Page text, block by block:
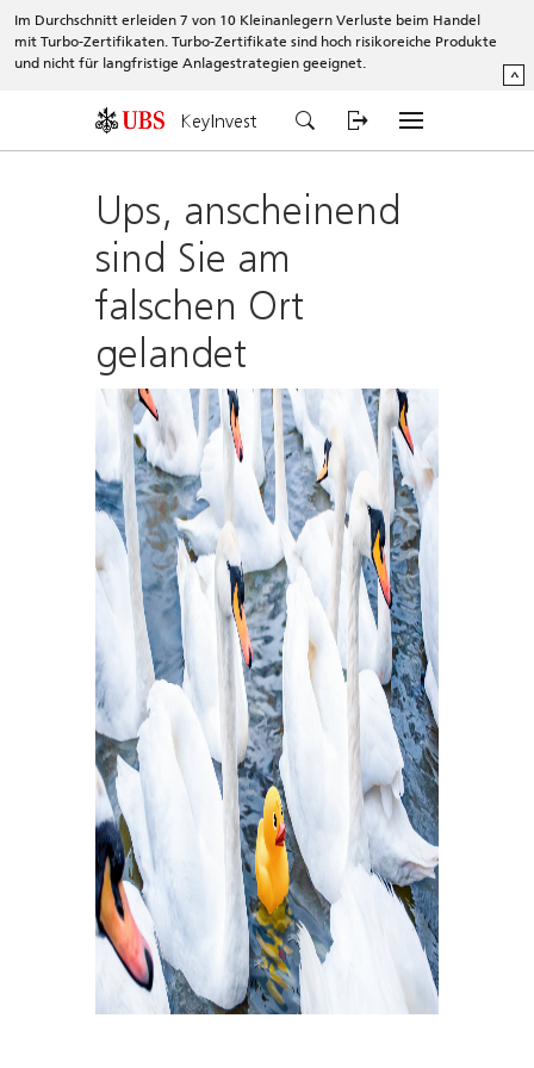
Im Durchschnitt erleiden 7 von 10 Kleinanlegern Verluste beim Handel
mit Turbo-Zertifikaten. Turbo-Zertifikate sind hoch risikoreiche Produkte
und nicht für langfristige Anlagestrategien geeignet.
^
KeyInvest
Ups, anscheinend
sind Sie am
falschen Ort
gelandet